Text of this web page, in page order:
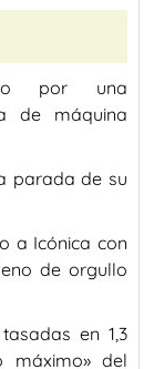
por una
de máquina
parada de su
a Icónica con
de orgullo
en 1,3
máximo» del